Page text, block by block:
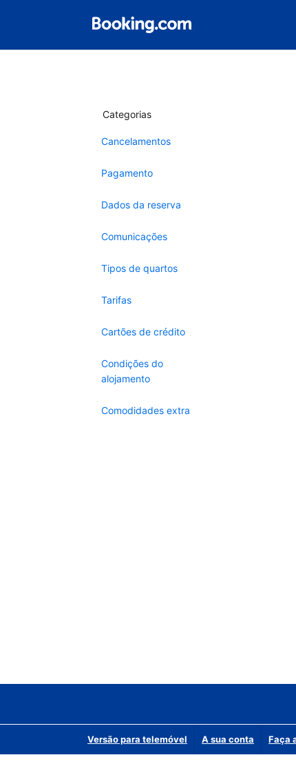
Categorias
Cancelamentos
Pagamento
Dados da reserva
Comunicações
Tipos de quartos
Tarifas
Cartões de crédito
Condições do
alojamento
Comodidades extra
Versão para telemóvel A sua conta Faça